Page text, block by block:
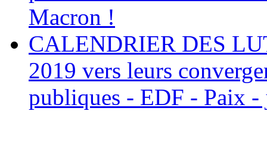
Macron !
CALENDRIER DES
2019 vers leurs
publiques - EDF - Paix